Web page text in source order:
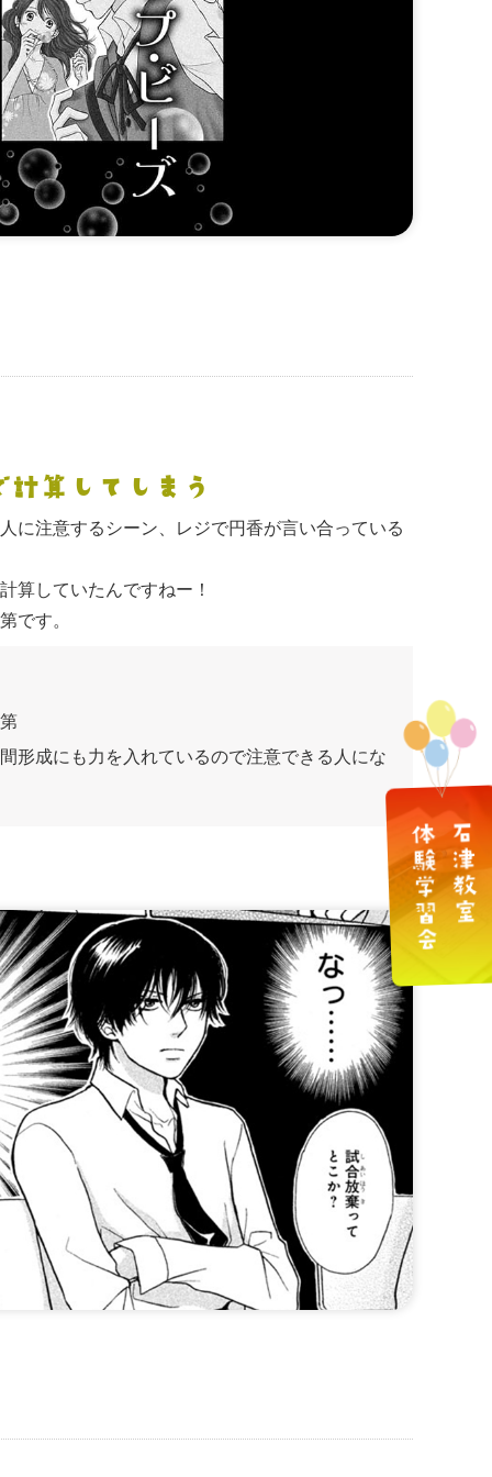
算してしまう
に注意するシーン、レジで円香が言い合っている
算していたんですねー！
です。
形成にも力を入れているので注意できる人にな
石津教室
体験学習会